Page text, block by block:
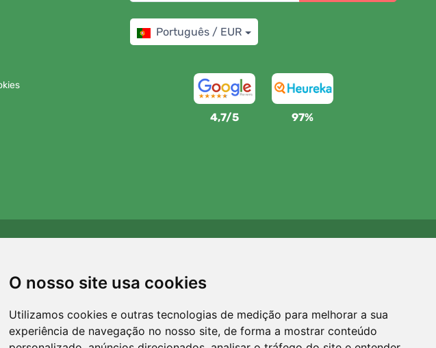
O nosso site usa cookies
Utilizamos cookies e outras tecnologias de medição para melhorar a sua
experiência de navegação no nosso site, de forma a mostrar conteúdo
Português / EUR
4,7/5 97%
em qualquer
Para cada encomenda plantamos uma árvore! Leia mais
Sobre nós